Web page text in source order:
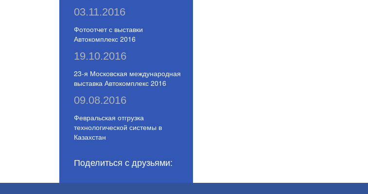
03.11.2016
Фотоотчет с выставки
Автокомплекс 2016
19.10.2016
23-я Московская международная
выставка Автокомплекс 2016
09.08.2016
Февральская отгрузка
технологической системы в
Казахстан
Поделиться с друзьями: